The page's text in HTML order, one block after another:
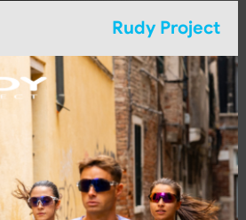
Rudy Project